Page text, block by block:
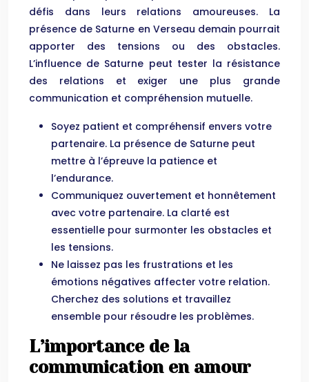
défis dans leurs relations amoureuses. La
présence de Saturne en Verseau demain pourrait
apporter des tensions ou des obstacles.
L’influence de Saturne peut tester la résistance
des relations et exiger une plus grande
communication et compréhension mutuelle.
Soyez patient et compréhensif envers votre
partenaire. La présence de Saturne peut
mettre à l’épreuve la patience et
l’endurance.
Communiquez ouvertement et honnêtement
avec votre partenaire. La clarté est
essentielle pour surmonter les obstacles et
les tensions.
Ne laissez pas les frustrations et les
émotions négatives affecter votre relation.
Cherchez des solutions et travaillez
ensemble pour résoudre les problèmes.
L’importance de la
communication en amour